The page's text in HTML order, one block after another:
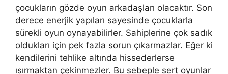
çocukların gözde oyun arkadaşları olacaktır. Son
derece enerjik yapıları sayesinde çocuklarla
sürekli oyun oynayabilirler. Sahiplerine çok sadık
oldukları için pek fazla sorun çıkarmazlar. Eğer ki
kendilerini tehlike altında hissederlerse
ısırmaktan çekinmezler. Bu sebeple sert oyunlar